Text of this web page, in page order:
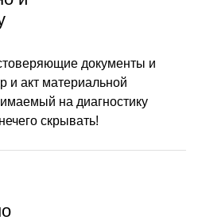
документы и
и акт материальной
на диагностику
скрывать!